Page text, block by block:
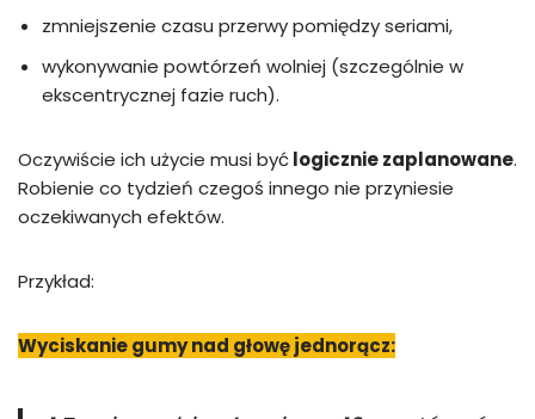
zmniejszenie czasu przerwy pomiędzy seriami,
wykonywanie powtórzeń wolniej (szczególnie w
ekscentrycznej fazie ruch).
Oczywiście ich użycie musi byćlogicznie zaplanowane.
Robienie co tydzień czegoś innego nie przyniesie
oczekiwanych efektów.
Przykład:
Wyciskanie gumy nad głowę jednorącz: